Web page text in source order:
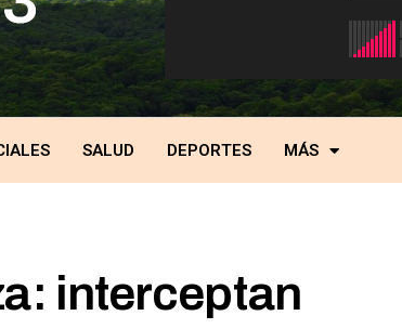
SALUD DEPORTES MÁS
interceptan